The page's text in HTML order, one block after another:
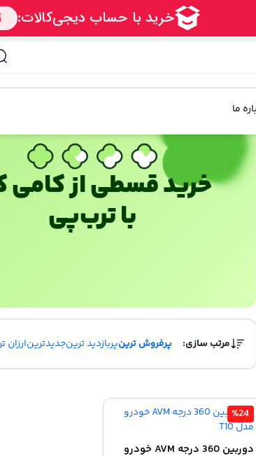
ما
خرید قسطی از کامی
با ترب‌پی
پرفروش ترینپربازدید ترینجدیدترینارزان
%24
دوربین 360 درجه AVM خودرو